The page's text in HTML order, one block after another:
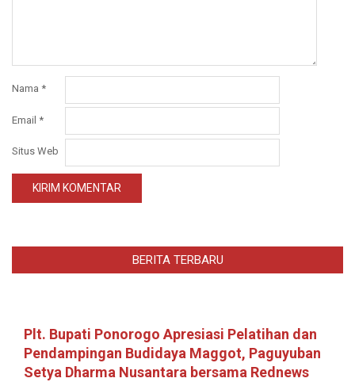
Nama *
Email *
Situs Web
BERITA TERBARU
Plt. Bupati Ponorogo Apresiasi Pelatihan dan
Pendampingan Budidaya Maggot, Paguyuban
Setya Dharma Nusantara bersama Rednews